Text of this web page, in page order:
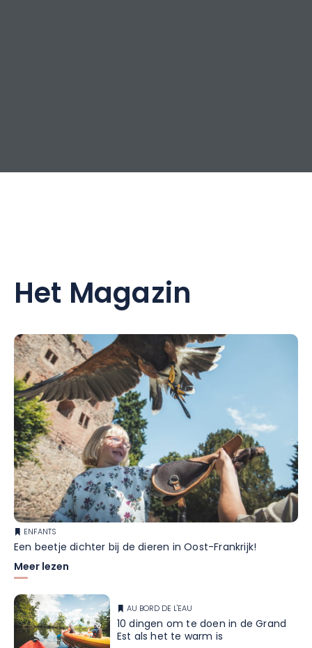
Het Magazin
ENFANTS
Een beetje dichter bij de dieren in Oost-Frankrijk!
Meer lezen
AU BORD DE L'EAU
10 dingen om te doen in de Grand
Est als het te warm is